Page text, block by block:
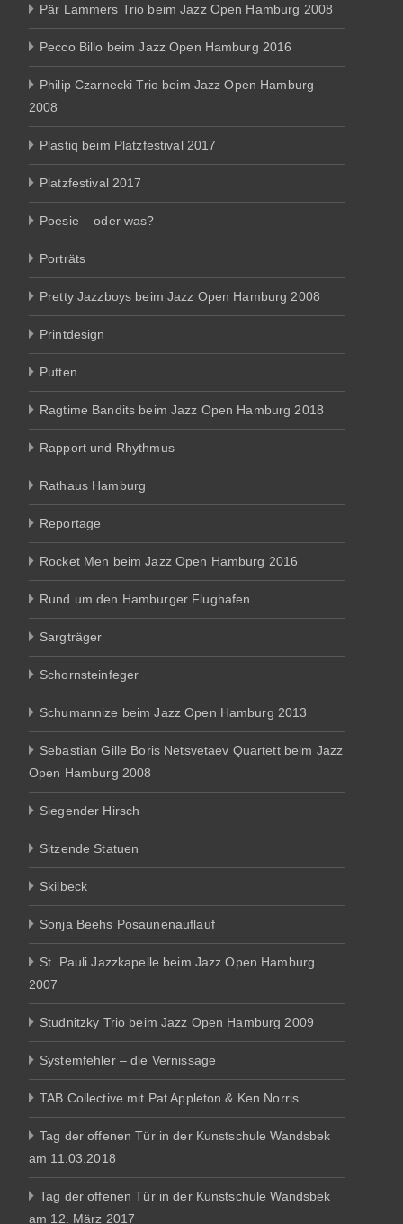
Pär Lammers Trio beim Jazz Open Hamburg 2008
Pecco Billo beim Jazz Open Hamburg 2016
Philip Czarnecki Trio beim Jazz Open Hamburg
2008
Plastiq beim Platzfestival 2017
Platzfestival 2017
Poesie – oder was?
Porträts
Pretty Jazzboys beim Jazz Open Hamburg 2008
Printdesign
Putten
Ragtime Bandits beim Jazz Open Hamburg 2018
Rapport und Rhythmus
Rathaus Hamburg
Reportage
Rocket Men beim Jazz Open Hamburg 2016
Rund um den Hamburger Flughafen
Sargträger
Schornsteinfeger
Schumannize beim Jazz Open Hamburg 2013
Sebastian Gille Boris Netsvetaev Quartett beim Jazz
Open Hamburg 2008
Siegender Hirsch
Sitzende Statuen
Skilbeck
Sonja Beehs Posaunenauflauf
St. Pauli Jazzkapelle beim Jazz Open Hamburg
2007
Studnitzky Trio beim Jazz Open Hamburg 2009
Systemfehler – die Vernissage
TAB Collective mit Pat Appleton & Ken Norris
Tag der offenen Tür in der Kunstschule Wandsbek
am 11.03.2018
Tag der offenen Tür in der Kunstschule Wandsbek
am 12. März 2017